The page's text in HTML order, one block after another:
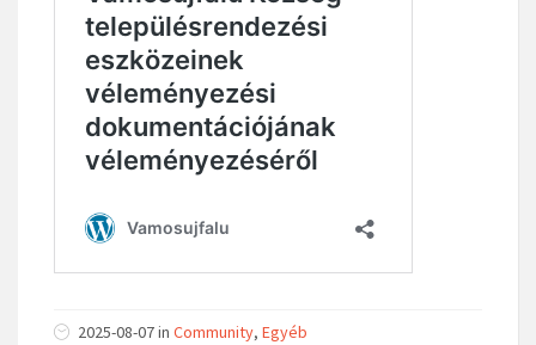
2025-08-07 in Community, Egyéb